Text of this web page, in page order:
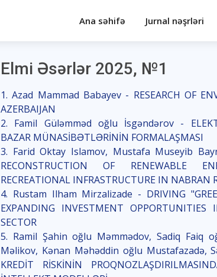
Ana səhifə Jurnal nəşrləri
Elmi Əsərlər 2025, №1
1. Azad Mammad Babayev - RESEARCH OF
AZERBAIJAN
2. Famil Güləmməd oğlu İsgəndərov -
BAZAR MÜNASİBƏTLƏRİNİN FORMALAŞMASI
3. Farid Oktay Islamov, Mustafa Museyib
RECONSTRUCTION OF RENEWABLE
RECREATIONAL INFRASTRUCTURE IN NABRAN
4. Rustam Ilham Mirzalizade - DRIVING
EXPANDING INVESTMENT OPPORTUNITIES
SECTOR
5. Ramil Şahin oğlu Məmmədov, Sadiq Faiq
Məlikov, Kənan Məhəddin oğlu Mustafazadə,
KREDİT RİSKİNİN